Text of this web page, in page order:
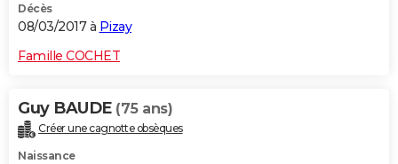
Décès
08/03/2017 à Pizay
Famille COCHET
Guy BAUDE (75 ans)
Créer une cagnotte obsèques
Naissance